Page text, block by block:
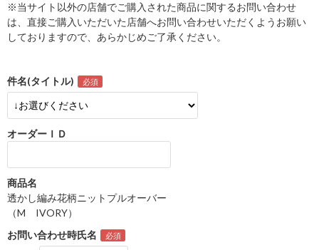
※当サイト以外の店舗でご購入された商品に関するお問い合わせ
は、直接ご購入いただいた店舗へお問い合わせいただくようお願い
しておりますので、あらかじめご了承ください。
件名(タイトル)
オーダーＩＤ
商品名
透かし編み花柄ニットプルオーバー
（M IVORY）
お問い合わせ時氏名